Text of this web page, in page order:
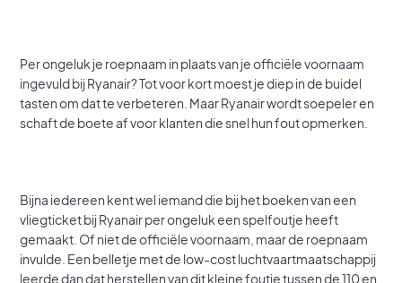
Per ongeluk je roepnaam in plaats van je officiële voornaam
ingevuld bij Ryanair? Tot voor kort moest je diep in de buidel
tasten om dat te verbeteren. Maar Ryanair wordt soepeler en
schaft de boete af voor klanten die snel hun fout opmerken.
Bijna iedereen kent wel iemand die bij het boeken van een
vliegticket bij Ryanair per ongeluk een spelfoutje heeft
gemaakt. Of niet de officiële voornaam, maar de roepnaam
invulde. Een belletje met de low-cost luchtvaartmaatschappij
leerde dan dat herstellen van dit kleine foutje tussen de 110 en